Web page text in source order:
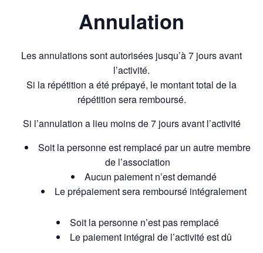
Annulation
Les annulations sont autorisées jusqu’à 7 jours avant
l’activité.
Si la répétition a été prépayé, le montant total de la
répétition sera remboursé.
Si l’annulation a lieu moins de 7 jours avant l’activité
Soit la personne est remplacé par un autre membre
de l’association
Aucun paiement n’est demandé
Le prépaiement sera remboursé intégralement
Soit la personne n’est pas remplacé
Le paiement intégral de l’activité est dû